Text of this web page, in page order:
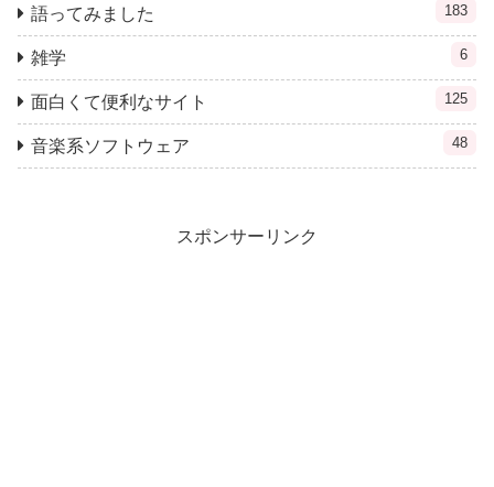
語ってみました 183
雑学 6
面白くて便利なサイト 125
音楽系ソフトウェア 48
スポンサーリンク